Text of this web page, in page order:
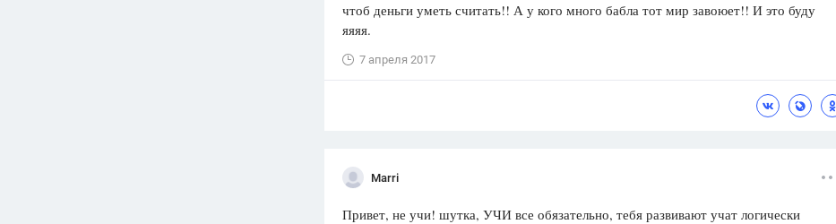
чтоб деньги уметь считать!! А у кого много бабла тот мир завоюет!! И это буду
яяяя.
7 апреля 2017
Marri
Привет, не учи! шутка, УЧИ все обязательно, тебя развивают учат логически